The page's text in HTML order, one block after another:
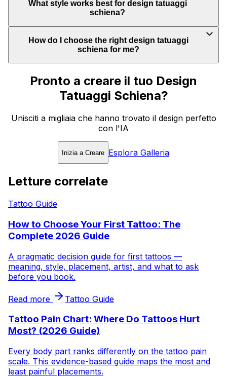
What style works best for design tatuaggi
schiena?
How do I choose the right design tatuaggi
schiena for me?
Pronto a creare il tuo Design
Tatuaggi Schiena?
Unisciti a migliaia che hanno trovato il design perfetto
con l'IA
Inizia a Creare Esplora Galleria
Letture correlate
Tattoo Guide
How to Choose Your First Tattoo: The
Complete 2026 Guide
A pragmatic decision guide for first tattoos —
meaning, style, placement, artist, and what to ask
before you book.
Read more Tattoo Guide
Tattoo Pain Chart: Where Do Tattoos Hurt
Most? (2026 Guide)
Every body part ranks differently on the tattoo pain
scale. This evidence-based guide maps the most and
least painful placements.